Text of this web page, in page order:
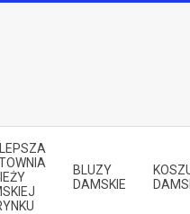
BLUZY
DAMSKIE